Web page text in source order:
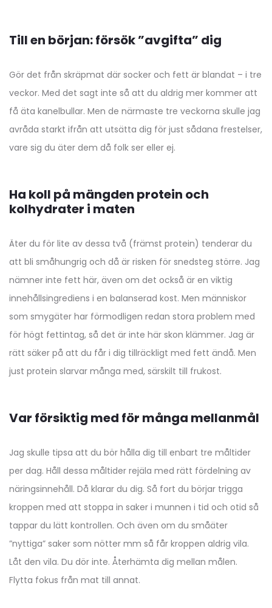
Till en början: försök ”avgifta” dig
Gör det från skräpmat där socker och fett är blandat – i tre
veckor. Med det sagt inte så att du aldrig mer kommer att
få äta kanelbullar. Men de närmaste tre veckorna skulle jag
avråda starkt ifrån att utsätta dig för just sådana frestelser,
vare sig du äter dem då folk ser eller ej.
Ha koll på mängden protein och
kolhydrater i maten
Äter du för lite av dessa två (främst protein) tenderar du
att bli småhungrig och då är risken för snedsteg större. Jag
nämner inte fett här, även om det också är en viktig
innehållsingrediens i en balanserad kost. Men människor
som smygäter har förmodligen redan stora problem med
för högt fettintag, så det är inte här skon klämmer. Jag är
rätt säker på att du får i dig tillräckligt med fett ändå. Men
just protein slarvar många med, särskilt till frukost.
Var försiktig med för många mellanmål
Jag skulle tipsa att du bör hålla dig till enbart tre måltider
per dag. Håll dessa måltider rejäla med rätt fördelning av
näringsinnehåll. Då klarar du dig. Så fort du börjar trigga
kroppen med att stoppa in saker i munnen i tid och otid så
tappar du lätt kontrollen. Och även om du småäter
”nyttiga” saker som nötter mm så får kroppen aldrig vila.
Låt den vila. Du dör inte. Återhämta dig mellan målen.
Flytta fokus från mat till annat.